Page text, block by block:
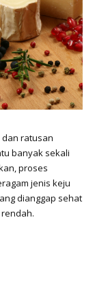
ratusan
banyak sekali
proses
jenis keju
dianggap sehat